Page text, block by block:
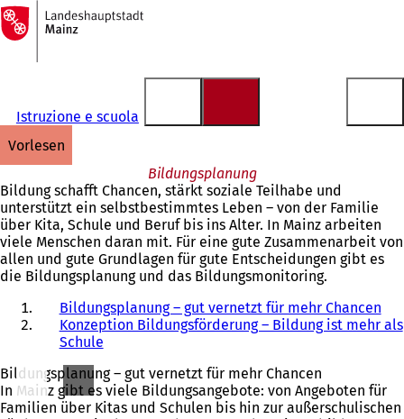
Inhalt anspringen
Zur
Startseite
Istruzione e scuola
vorlesen
Bildungsplanung
Bildung schafft Chancen, stärkt soziale Teilhabe und
unterstützt ein selbstbestimmtes Leben – von der Familie
über Kita, Schule und Beruf bis ins Alter. In Mainz arbeiten
viele Menschen daran mit. Für eine gute Zusammenarbeit von
allen und gute Grundlagen für gute Entscheidungen gibt es
die Bildungsplanung und das Bildungsmonitoring.
Bildungsplanung – gut vernetzt für mehr Chancen
Konzeption Bildungsförderung – Bildung ist mehr als
Schule
Bildungsplanung – gut vernetzt für mehr Chancen
In Mainz gibt es viele Bildungsangebote: von Angeboten für
Familien über Kitas und Schulen bis hin zur außerschulischen